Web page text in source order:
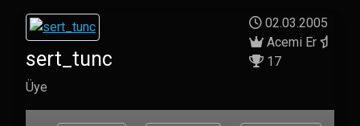
sert_tunc
Üye
02.03.2005
Acemi Er
17